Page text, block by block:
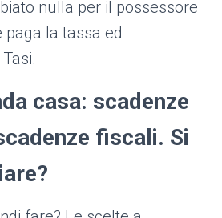
nulla per il possessore
paga la tassa ed
casa: scadenze
fiscali. Si